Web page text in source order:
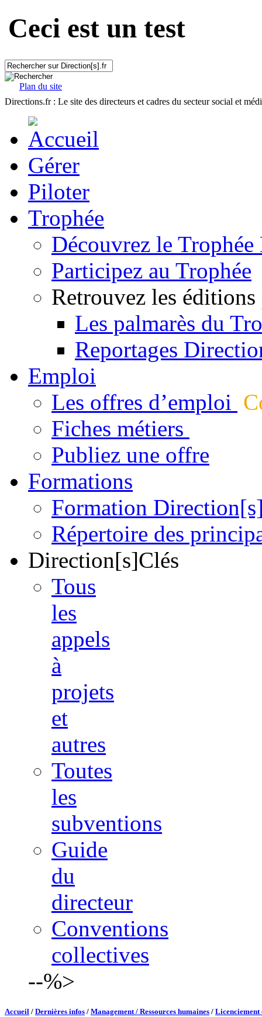
Ceci est un test
Plan du site
Directions.fr : Le site des directeurs et cadres du secteur social et
Gérer
Piloter
Trophée
Découvrez le
Participez au Trophée
Retrouvez les éditions
Les palmarès du
Reportages
Emploi
Les offres d’emploi
Fiches métiers
Publiez une offre
Formations
Formation
Répertoire des
Direction[s]Clés
Tous
les
appels
à
projets
et
autres
Toutes
les
subventions
Guide
du
directeur
Conventions
collectives
--%>
Accueil / Dernières infos / Management / Ressources humaines / Licenciement